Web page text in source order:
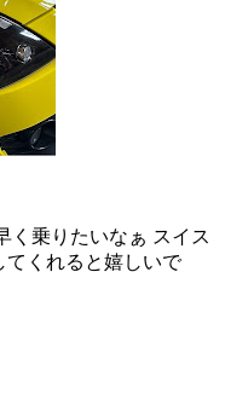
く乗りたいなぁ スイス
てくれると嬉しいで